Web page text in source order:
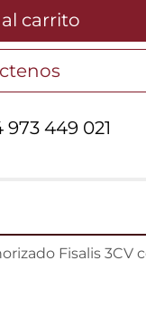
carrito
973 449 021
Fisalis 3CV